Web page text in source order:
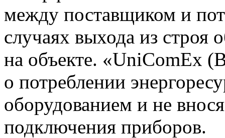
между поставщиком и
случаях выхода из строя
на объекте. «UniComEx
о потреблении
оборудованием и не
подключения приборов.